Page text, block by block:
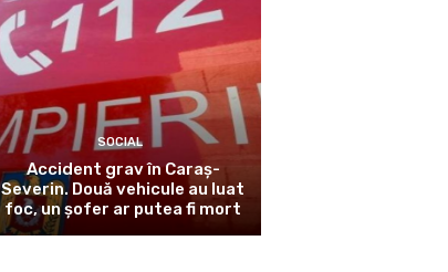
SOCIAL
Accident grav în Caraș-
Severin. Două vehicule au luat
foc, un șofer ar putea fi mort